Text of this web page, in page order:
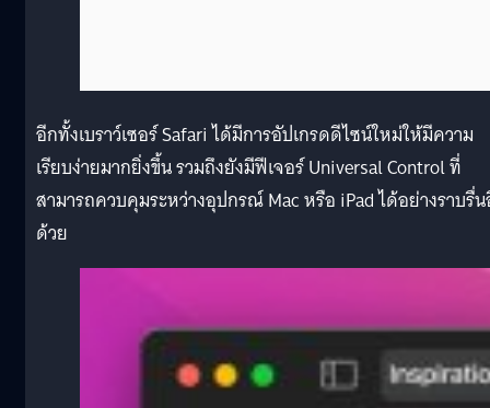
อีกทั้งเบราว์เซอร์ Safari ได้มีการอัปเกรดดีไซน์ใหม่ให้มีความ
เรียบง่ายมากยิ่งขึ้น รวมถึงยังมีฟีเจอร์ Universal Control ที่
สามารถควบคุมระหว่างอุปกรณ์ Mac หรือ iPad ได้อย่างราบรื่
ด้วย